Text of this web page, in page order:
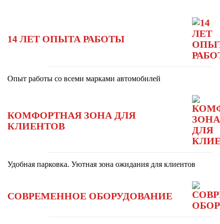
14 ЛЕТ ОПЫТА РАБОТЫ
Опыт работы со всеми марками автомобилей
КОМФОРТНАЯ ЗОНА ДЛЯ
КЛИЕНТОВ
Удобная парковка. Уютная зона ожидания для клиентов
СОВРЕМЕННОЕ ОБОРУДОВАНИЕ